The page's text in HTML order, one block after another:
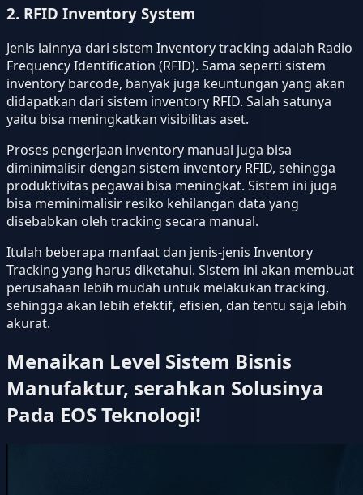
2. RFID Inventory System
Jenis lainnya dari sistem Inventory tracking adalah Radio
Frequency Identification (RFID). Sama seperti sistem
inventory barcode, banyak juga keuntungan yang akan
didapatkan dari sistem inventory RFID. Salah satunya
yaitu bisa meningkatkan visibilitas aset.
Proses pengerjaan inventory manual juga bisa
diminimalisir dengan sistem inventory RFID, sehingga
produktivitas pegawai bisa meningkat. Sistem ini juga
bisa meminimalisir resiko kehilangan data yang
disebabkan oleh tracking secara manual.
Itulah beberapa manfaat dan jenis-jenis Inventory
Tracking yang harus diketahui. Sistem ini akan membuat
perusahaan lebih mudah untuk melakukan tracking,
sehingga akan lebih efektif, efisien, dan tentu saja lebih
akurat.
Menaikan Level Sistem Bisnis
Manufaktur, serahkan Solusinya
Pada EOS Teknologi!